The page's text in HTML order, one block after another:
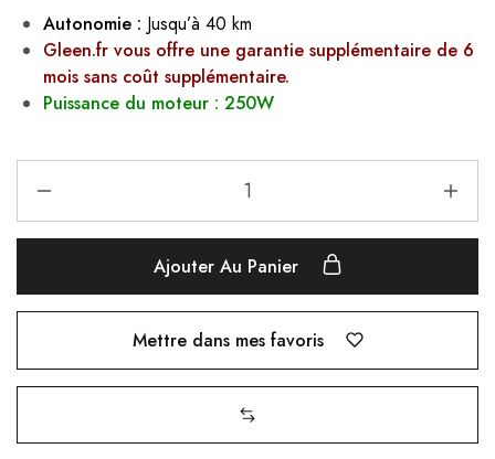
Autonomie : Jusqu’à 40 km
Gleen.fr vous offre une garantie supplémentaire de 6
mois sans coût supplémentaire.
Puissance du moteur : 250W
Ajouter Au Panier
Mettre dans mes favoris